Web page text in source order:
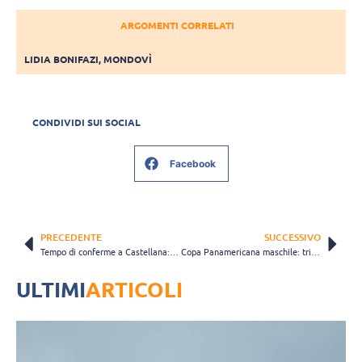
ARGOMENTI CORRELATI
LIDIA BONIFAZI,MONDOVÌ
CONDIVIDI SUI SOCIAL
Facebook
PRECEDENTE SUCCESSIVO
ULTIMIARTICOLI